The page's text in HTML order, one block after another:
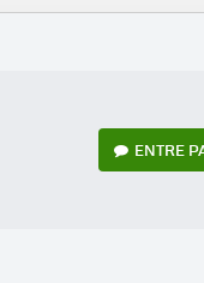
FACEBOOK
TWITTERFLIPBOARD
E-
ENTRE